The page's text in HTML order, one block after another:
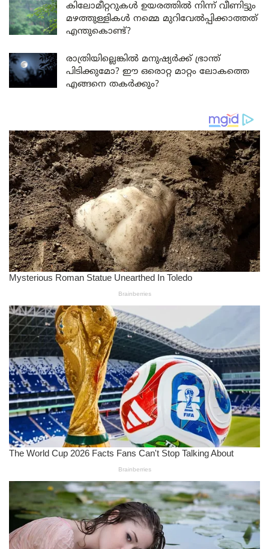
കിലോമീറ്ററുകൾ ഉയരത്തിൽ നിന്ന് വീണിട്ടും
മഴത്തുള്ളികൾ നമ്മെ മുറിവേൽപ്പിക്കാത്തത്
എന്തുകൊണ്ട്?
രാത്രിയില്ലെങ്കിൽ മനുഷ്യർക്ക് ഭ്രാന്ത്
പിടിക്കുമോ? ഈ ഒരൊറ്റ മാറ്റം ലോകത്തെ
എങ്ങനെ തകർക്കും?